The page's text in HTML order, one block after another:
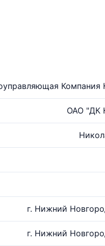
Компания
ОАО "ДК
г. Нижний
г. Нижний